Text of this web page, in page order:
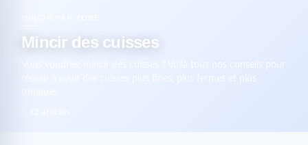
Mincir des cuisses
Vous voudriez mincir des cuisses ? Voilà tous nos conseils pour
réussir à avoir des cuisses plus fines, plus fermes et plus